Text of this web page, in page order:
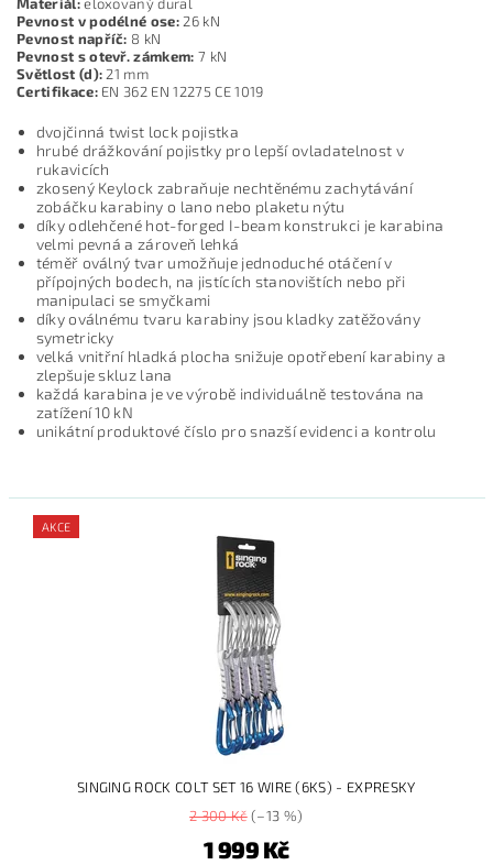
Materiál:eloxovaný dural
Pevnost v podélné ose:26 kN
Pevnost napříč: 8 kN
Pevnost s otevř. zámkem: 7 kN
Světlost (d):21 mm
Certifikace:EN 362 EN 12275 CE 1019
dvojčinná twist lock pojistka
hrubé drážkování pojistky pro lepší ovladatelnost v
rukavicích
zkosený Keylock zabraňuje nechtěnému zachytávání
zobáčku karabiny o lano nebo plaketu nýtu
díky odlehčené hot-forged I-beam konstrukci je karabina
velmi pevná a zároveň lehká
téměř oválný tvar umožňuje jednoduché otáčení v
přípojných bodech, na jistících stanovištích nebo při
manipulaci se smyčkami
díky oválnému tvaru karabiny jsou kladky zatěžovány
symetricky
velká vnitřní hladká plocha snižuje opotřebení karabiny a
zlepšuje skluz lana
každá karabina je ve výrobě individuálně testována na
zatížení 10 kN
unikátní produktové číslo pro snazší evidenci a kontrolu
AKCE
SINGING ROCK COLT SET 16 WIRE (6KS) - EXPRESKY
2 300 Kč(–13 %)
1 999 Kč